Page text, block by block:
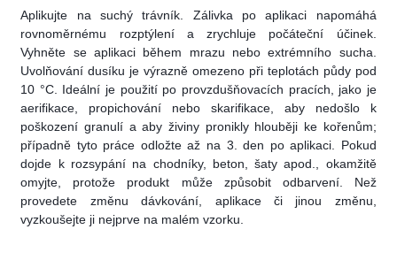
Aplikujte na suchý trávník. Zálivka po aplikaci napomáhá
rovnoměrnému rozptýlení a zrychluje počáteční účinek.
Vyhněte se aplikaci během mrazu nebo extrémního sucha.
Uvolňování dusíku je výrazně omezeno při teplotách půdy pod
10 °C. Ideální je použití po provzdušňovacích pracích, jako je
aerifikace, propichování nebo skarifikace, aby nedošlo k
poškození granulí a aby živiny pronikly hlouběji ke kořenům;
případně tyto práce odložte až na 3. den po aplikaci. Pokud
dojde k rozsypání na chodníky, beton, šaty apod., okamžitě
omyjte, protože produkt může způsobit odbarvení. Než
provedete změnu dávkování, aplikace či jinou změnu,
vyzkoušejte ji nejprve na malém vzorku.